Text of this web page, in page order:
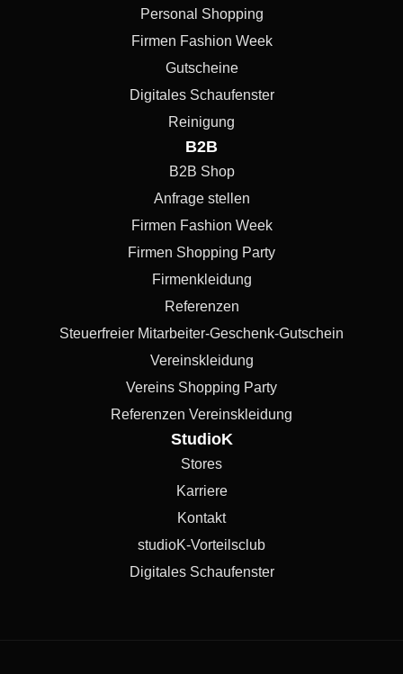
Personal Shopping
Firmen Fashion Week
Gutscheine
Digitales Schaufenster
Reinigung
B2B
B2B Shop
Anfrage stellen
Firmen Fashion Week
Firmen Shopping Party
Firmenkleidung
Referenzen
Steuerfreier Mitarbeiter-Geschenk-Gutschein
Vereinskleidung
Vereins Shopping Party
Referenzen Vereinskleidung
StudioK
Stores
Karriere
Kontakt
studioK-Vorteilsclub
Digitales Schaufenster